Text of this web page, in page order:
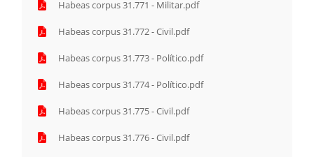
Habeas corpus 31.771 - Militar.pdf
Habeas corpus 31.772 - Civil.pdf
Habeas corpus 31.773 - Político.pdf
Habeas corpus 31.774 - Político.pdf
Habeas corpus 31.775 - Civil.pdf
Habeas corpus 31.776 - Civil.pdf